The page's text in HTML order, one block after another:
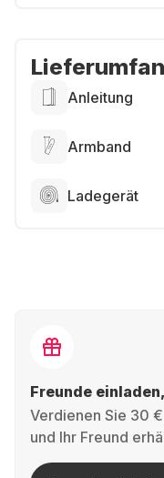
Anleitung
Armband
Ladegerät
Freunde
Verdienen Sie 30
und Ihr Freund